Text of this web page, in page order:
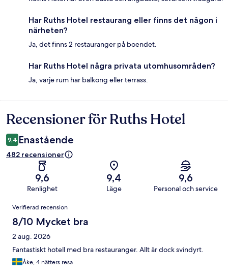
Har Ruths Hotel restaurang eller finns det någon i
närheten?
Ja, det finns 2 restauranger på boendet.
Har Ruths Hotel några privata utomhusområden?
Ja, varje rum har balkong eller terrass.
Recensioner
Recensioner för Ruths Hotel
9,4 Enastående
482 recensioner
9,6
Renlighet
9,4
Läge
9,6
Personal och service
Recensioner
Verifierad recension
8/10 Mycket bra
2 aug. 2026
Fantastiskt hotell med bra restauranger. Allt är dock svindyrt.
Åke, 4 nätters resa